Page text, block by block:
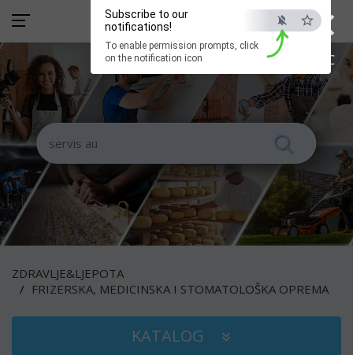
×
ESC
Subscribe to our
notifications!
To enable permission prompts, click
on the notification icon
ZDRAVLJE&LJEPOTA
FRIZERSKA, MEDICINSKA I STOMATOLOŠKA OPREMA
KATALOG